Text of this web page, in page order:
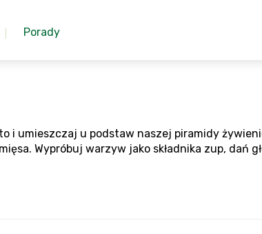
Porady
i umieszczaj u podstaw naszej piramidy
Wypróbuj warzyw jako składnika zup, dań